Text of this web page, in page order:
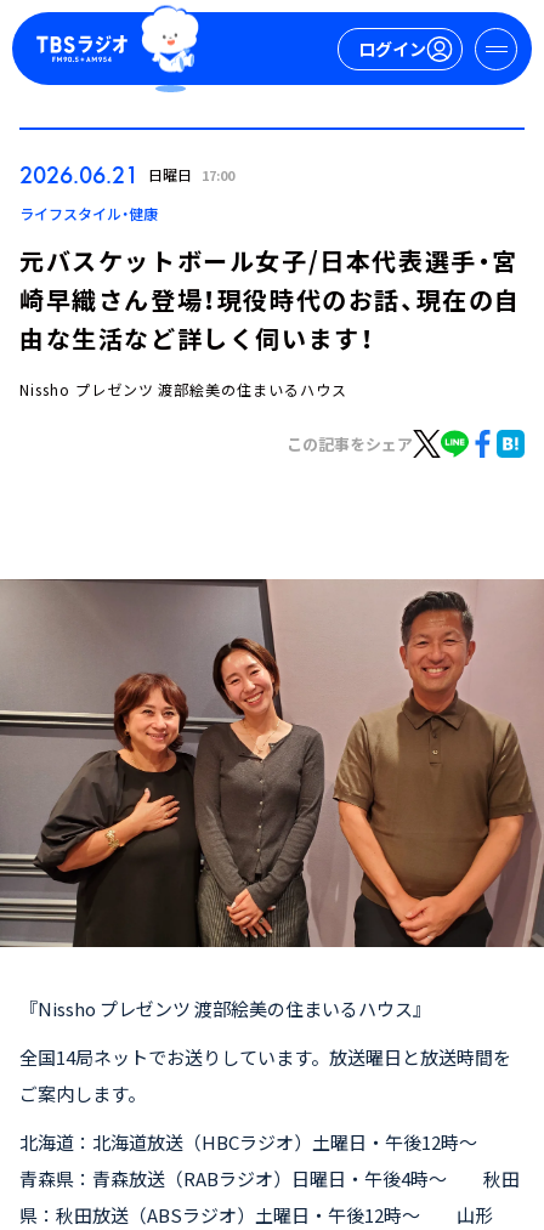
ログイン
ログイン
イベント・グッズ
2026.06.21 日曜日 17:00
ライフスタイル・健康
元バスケットボール女子/日本代表選手・宮
崎早織さん登場！現役時代のお話、現在の自
由な生活など詳しく伺います！
Nissho プレゼンツ 渡部絵美の住まいるハウス
この記事をシェア
『Nissho プレゼンツ 渡部絵美の住まいるハウス』
全国14局ネットでお送りしています。放送曜日と放送時間を
ご案内します。
北海道：北海道放送（HBCラジオ）土曜日・午後12時～
青森県：青森放送（RABラジオ）日曜日・午後4時～ 秋田
県：秋田放送（ABSラジオ）土曜日・午後12時～ 山形